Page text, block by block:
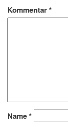
Kommentar*
Name*